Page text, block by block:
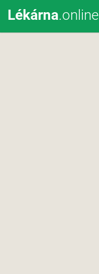
Lékárna.online